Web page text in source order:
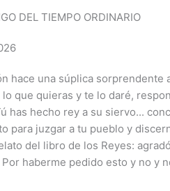
DEL TIEMPO ORDINARIO
hace una súplica
lo que quieras y te lo daré,
has hecho rey a su siervo...
para juzgar a tu pueblo y
del libro de los Reyes:
haberme pedido esto y no y